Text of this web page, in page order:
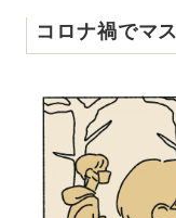
コロナ禍でマ